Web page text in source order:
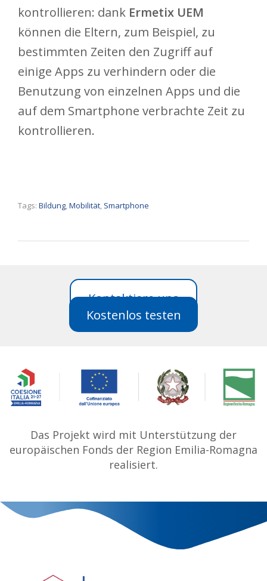
kontrollieren: dank Ermetix UEM
können die Eltern, zum Beispiel, zu
bestimmten Zeiten den Zugriff auf
einige Apps zu verhindern oder die
Benutzung von einzelnen Apps und die
auf dem Smartphone verbrachte Zeit zu
kontrollieren.
Tags: Bildung,Mobilität, Smartphone
Kontaktiere uns
Kostenlos testen
Das Projekt wird mit Unterstützung der
europäischen Fonds der Region Emilia-Romagna
realisiert.